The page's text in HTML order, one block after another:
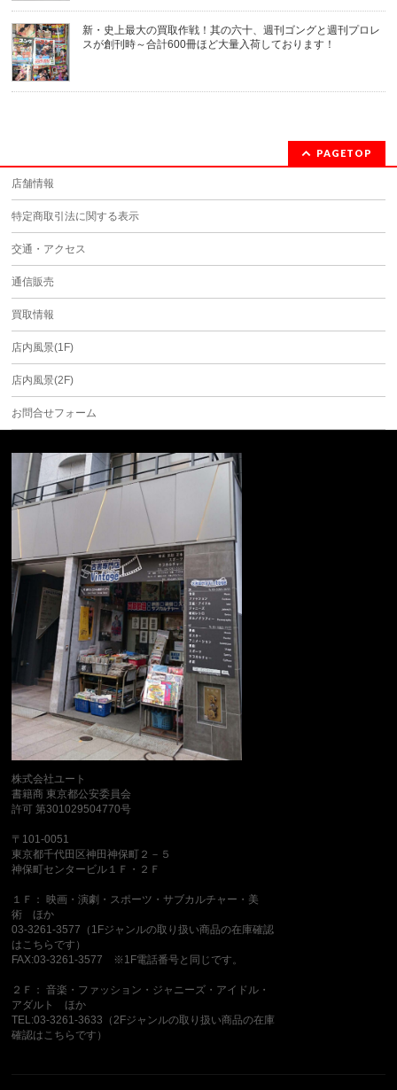
新・史上最大の買取作戦！其の六十、週刊ゴングと週刊プロレ
スが創刊時～合計600冊ほど大量入荷しております！
PAGETOP
店舗情報
特定商取引法に関する表示
交通・アクセス
通信販売
買取情報
店内風景(1F)
店内風景(2F)
お問合せフォーム
株式会社ユート
書籍商 東京都公安委員会
許可 第301029504770号
〒101-0051
東京都千代田区神田神保町２－５
神保町センタービル１Ｆ・２Ｆ
１Ｆ： 映画・演劇・スポーツ・サブカルチャー・美
術 ほか
03-3261-3577（1Fジャンルの取り扱い商品の在庫確認
はこちらです）
FAX:03-3261-3577 ※1F電話番号と同じです。
２Ｆ： 音楽・ファッション・ジャニーズ・アイドル・
アダルト ほか
TEL:03-3261-3633（2Fジャンルの取り扱い商品の在庫
確認はこちらです）